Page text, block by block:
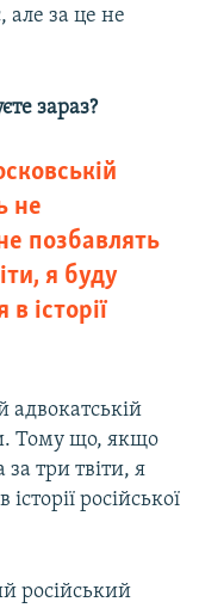
за це не
зараз?
не
позбавлять
я буду
історії
адвокатській
Тому що, якщо
за три твіти, я
російської
російський